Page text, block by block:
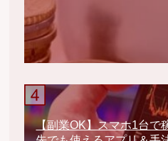
【副業OK】スマホ1台で